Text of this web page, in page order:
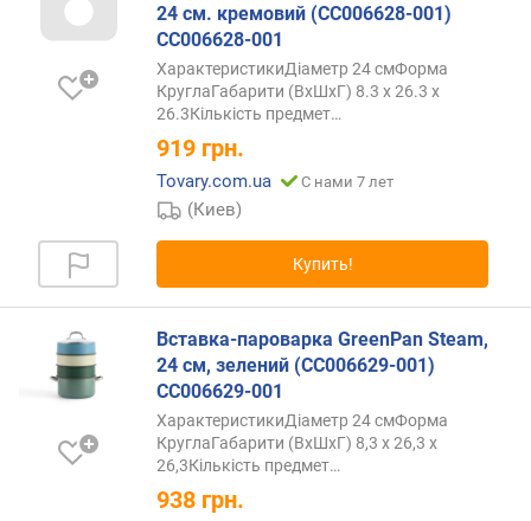
24 см. кремовий (CC006628-001)
CC006628-001
ХарактеристикиДіаметр 24 смФорма
КруглаГабарити (ВхШхГ) 8.3 х 26.3 х
26.3Кількість предмет…
919 грн.
Tovary.com.ua С нами 7 лет
(Киев)
Купить!
Вставка-пароварка GreenPan Steam,
24 см, зелений (CC006629-001)
CC006629-001
ХарактеристикиДіаметр 24 смФорма
КруглаГабарити (ВхШхГ) 8,3 х 26,3 х
26,3Кількість предмет…
938 грн.